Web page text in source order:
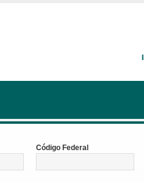
Código Federal